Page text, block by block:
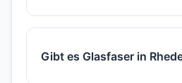
Gibt es Glasfaser in